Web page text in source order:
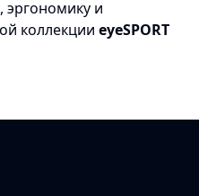
эргономику и
коллекции eyeSPORT